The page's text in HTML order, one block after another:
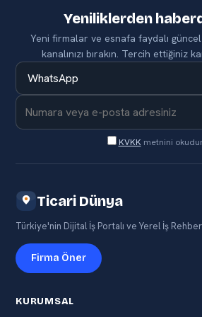
Yeniliklerden
Yeni firmalar ve esnafa faydalı
kanalınızı bırakın. Tercih ettiğiniz
KVKK metnini
Ticari Dünya
Türkiye'nin Dijital İş Portalı ve Yerel İş
Firma Öner
KURUMSAL